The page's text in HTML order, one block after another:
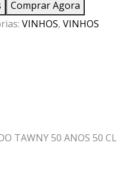
Comprar Agora
VINHOS, VINHOS
TAWNY 50 ANOS 50 CL